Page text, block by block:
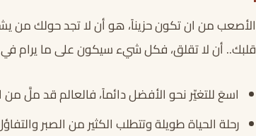
الأصعب من ان تكون حزيناً، هو أن لا تجد حولك
قلبك.. أن لا تقلق، فكل شيء سيكون على ما يرام في
اسعَ للتغيّر نحو الأفضل دائماً، فالعالم قد ملَّ
رحلة الحياة طويلة وتتطلب الكثير من الصبر